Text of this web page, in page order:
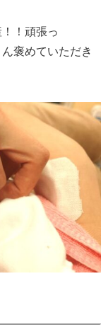
！頑張っ
褒めていただき